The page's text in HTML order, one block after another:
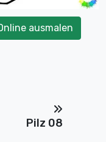
ausmalen
Pilz 08